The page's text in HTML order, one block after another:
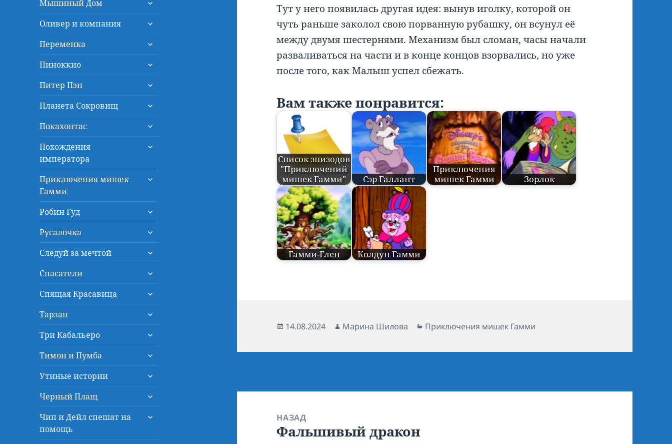
Мышиный Дом
меню
Оливер и компания
раскрыть
меню
Переменка
раскрыть
меню
Пиноккио
раскрыть
меню
Питер Пэн
раскрыть
меню
Планета Сокровищ
раскрыть
меню
Покахонтас
раскрыть
меню
Похождения
императора
раскрыть
Приключения мишек
Гамми
раскрыть
Робин Гуд
раскрыть
меню
Русалочка
раскрыть
меню
Следуй за мечтой
раскрыть
меню
Спасатели
раскрыть
меню
Спящая Красавица
раскрыть
меню
Тарзан
раскрыть
меню
Три Кабальеро
раскрыть
меню
Тимон и Пумба
раскрыть
меню
Утиные истории
раскрыть
меню
Черный Плащ
раскрыть
меню
Чип и Дейл спешат на
помощь
раскрыть
Тут у него появилась другая идея: вынув иголку, которой он
чуть раньше заколол свою порванную рубашку, он всунул её
между двумя шестернями. Механизм был сломан, часы начали
разваливаться на части и в конце концов взорвались, но уже
после того, как Малыш успел сбежать.
Вам также понравится:
Список эпизодов
"Приключений
мишек Гамми"
Сэр Галлант
Приключения
мишек Гамми
Зорлок
Гамми-Глен Колдун Гамми
Опубликовано
14.08.2024 Автор
Марина Шилова Рубрики
Приключения мишек Гамми
записям
НАЗАД
Предыдущая
Фальшивый дракон